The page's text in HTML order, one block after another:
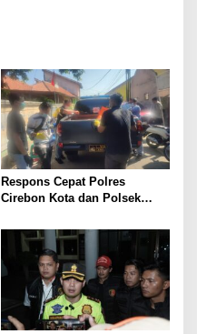
Respons Cepat Polres
Cirebon Kota dan Polsek
Jenazah di Rumah Kosong